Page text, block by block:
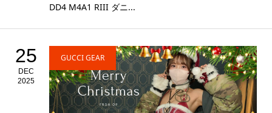
DD4 M4A1 RIII ダニ...
25
DEC
2025
GUCCI GEAR